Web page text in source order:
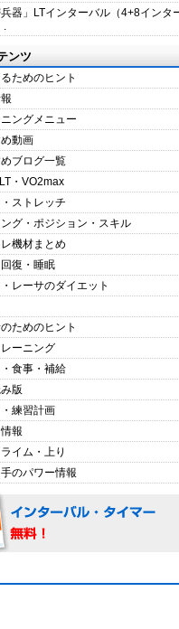
兵器」LTインターバル（4+8インタ
.
ンツ
ためのヒント
ニングメニュー
動画
ブログ一覧
・VO2max
ストレッチ
グ・ポジション・スキル
機材まとめ
復・睡眠
レーサのダイエット
ためのヒント
ーニング
食事・補給
版
練習計画
報
イム・上り
のパワー情報